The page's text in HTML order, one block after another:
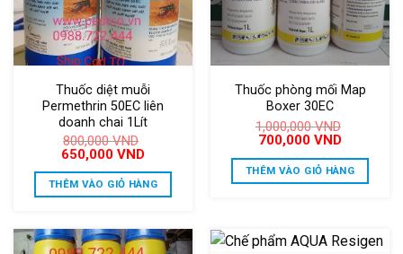
Thuốc diệt muỗi
Permethrin 50EC liên
doanh chai 1Lít
800,000VND
Giá
là:
800,000 VND.
650,000 VNDGiá
tại
là:
THÊM VÀO GIỎ HÀNG
Thuốc phòng mối Map
Boxer 30EC
1,000,000VND
Giá
là:
1,000,000 VND.
700,000 VNDGiá
tại
là:
700,000
THÊM VÀO GIỎ HÀNG